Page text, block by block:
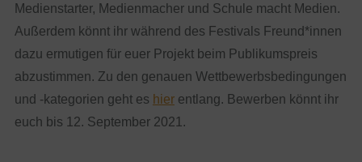
Medienstarter, Medienmacher und Schule macht Medien.
Außerdem könnt ihr während des Festivals Freund*innen
dazu ermutigen für euer Projekt beim Publikumspreis
abzustimmen. Zu den genauen Wettbewerbsbedingungen
und -kategorien geht es hierentlang. Bewerben könnt ihr
euch bis 12. September 2021.